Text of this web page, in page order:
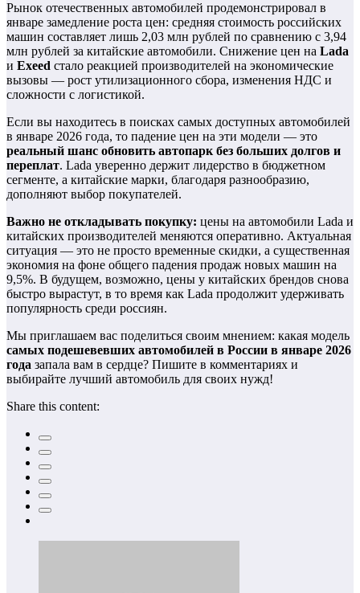
Рынок отечественных автомобилей продемонстрировал в
январе замедление роста цен: средняя стоимость российских
машин составляет лишь 2,03 млн рублей по сравнению с 3,94
млн рублей за китайские автомобили. Снижение цен на Lada
и Exeed стало реакцией производителей на экономические
вызовы — рост утилизационного сбора, изменения НДС и
сложности с логистикой.
Если вы находитесь в поисках самых доступных автомобилей
в январе 2026 года, то падение цен на эти модели — это
реальный шанс обновить автопарк без больших долгов и
переплат. Lada уверенно держит лидерство в бюджетном
сегменте, а китайские марки, благодаря разнообразию,
дополняют выбор покупателей.
Важно не откладывать покупку: цены на автомобили Lada и
китайских производителей меняются оперативно. Актуальная
ситуация — это не просто временные скидки, а существенная
экономия на фоне общего падения продаж новых машин на
9,5%. В будущем, возможно, цены у китайских брендов снова
быстро вырастут, в то время как Lada продолжит удерживать
популярность среди россиян.
Мы приглашаем вас поделиться своим мнением: какая модель
самых подешевевших автомобилей в России в январе 2026
года запала вам в сердце? Пишите в комментариях и
выбирайте лучший автомобиль для своих нужд!
Share this content: